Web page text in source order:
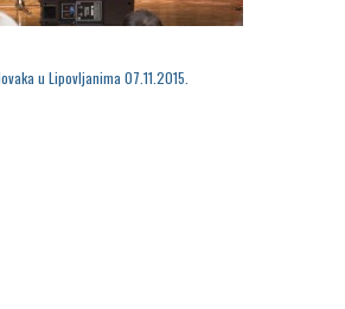
u Lipovljanima 07.11.2015.